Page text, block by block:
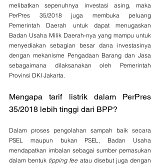
melibatkan sepenuhnya investasi asing, maka
PerPres 35/2018 juga membuka peluang
Pemerintah Daerah untuk dapat menugaskan
Badan Usaha Milik Daerah-nya yang mampu untuk
menyediakan sebagian besar dana investasinya
dengan mekanisme Pengadaan Barang dan Jasa
sebagaimana dilaksanakan oleh Pemerintah
Provinsi DKI Jakarta.
Mengapa tarif listrik dalam PerPres
35/2018 lebih tinggi dari BPP?
Dalam proses pengolahan sampah baik secara
PSEL maupun bukan PSEL, Badan Usaha
mendapatkan imbalan sebagai sumber pemasukan
dalam bentuk tipping fee atau disebut juga dengan